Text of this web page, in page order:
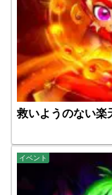
救いようのない
イベント